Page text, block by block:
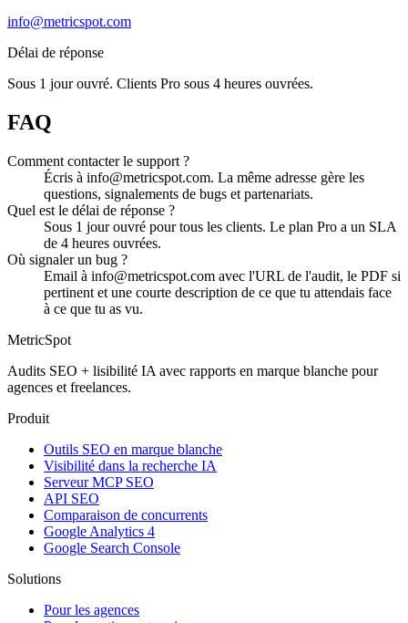
info@metricspot.com
Délai de réponse
Sous 1 jour ouvré. Clients Pro sous 4 heures ouvrées.
FAQ
Comment contacter le support ?
Écris à info@metricspot.com. La même adresse gère les
questions, signalements de bugs et partenariats.
Quel est le délai de réponse ?
Sous 1 jour ouvré pour tous les clients. Le plan Pro a un SLA
de 4 heures ouvrées.
Où signaler un bug ?
Email à info@metricspot.com avec l'URL de l'audit, le PDF si
pertinent et une courte description de ce que tu attendais face
à ce que tu as vu.
MetricSpot
Audits SEO + lisibilité IA avec rapports en marque blanche pour
agences et freelances.
Produit
Outils SEO en marque blanche
Visibilité dans la recherche IA
Serveur MCP SEO
API SEO
Comparaison de concurrents
Google Analytics 4
Google Search Console
Solutions
Pour les agences